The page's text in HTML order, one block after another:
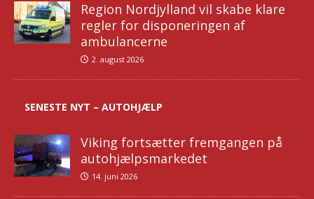
Region Nordjylland vil skabe klare
regler for disponeringen af
ambulancerne
2. august 2026
SENESTE NYT – AUTOHJÆLP
Viking fortsætter fremgangen på
autohjælpsmarkedet
14. juni 2026